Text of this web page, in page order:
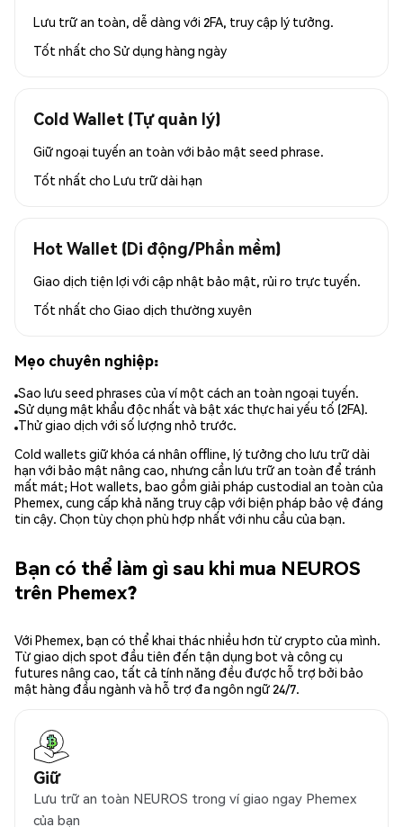
Lưu trữ an toàn, dễ dàng với 2FA, truy cập lý tưởng.
Tốt nhất cho Sử dụng hàng ngày
Cold Wallet (Tự quản lý)
Giữ ngoại tuyến an toàn với bảo mật seed phrase.
Tốt nhất cho Lưu trữ dài hạn
Hot Wallet (Di động/Phần mềm)
Giao dịch tiện lợi với cập nhật bảo mật, rủi ro trực tuyến.
Tốt nhất cho Giao dịch thường xuyên
Mẹo chuyên nghiệp:
Sao lưu seed phrases của ví một cách an toàn ngoại tuyến.
Sử dụng mật khẩu độc nhất và bật xác thực hai yếu tố (2FA).
Thử giao dịch với số lượng nhỏ trước.
Cold wallets giữ khóa cá nhân offline, lý tưởng cho lưu trữ dài
hạn với bảo mật nâng cao, nhưng cần lưu trữ an toàn để tránh
mất mát; Hot wallets, bao gồm giải pháp custodial an toàn của
Phemex, cung cấp khả năng truy cập với biện pháp bảo vệ đáng
tin cậy. Chọn tùy chọn phù hợp nhất với nhu cầu của bạn.
Bạn có thể làm gì sau khi mua NEUROS
trên Phemex?
Với Phemex, bạn có thể khai thác nhiều hơn từ crypto của mình.
Từ giao dịch spot đầu tiên đến tận dụng bot và công cụ
futures nâng cao, tất cả tính năng đều được hỗ trợ bởi bảo
mật hàng đầu ngành và hỗ trợ đa ngôn ngữ 24/7.
Giữ
Lưu trữ an toàn NEUROS trong ví giao ngay Phemex
của bạn